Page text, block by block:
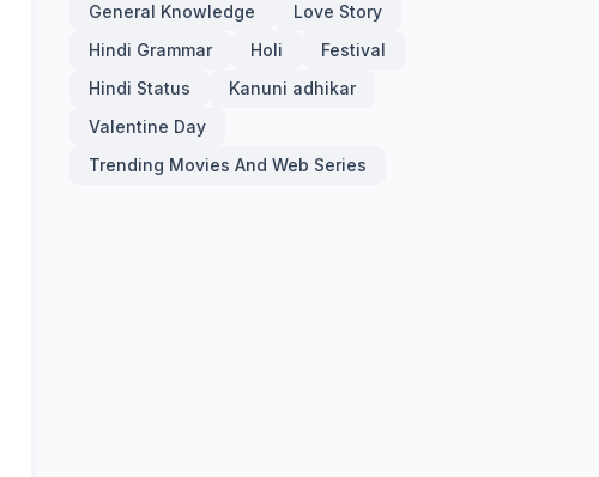
General Knowledge
Love Story
Hindi Grammar
Holi
Festival
Hindi Status
Kanuni adhikar
Valentine Day
Trending Movies And Web Series